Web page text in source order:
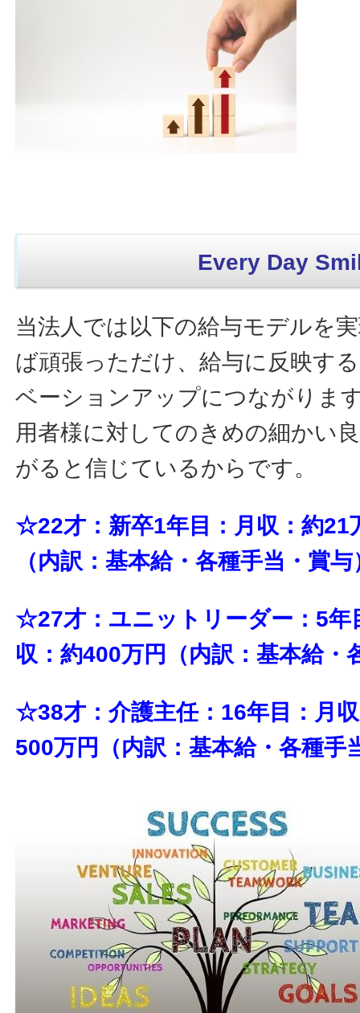
Every Day
当法人では以下の給与モデルを
ば頑張っただけ、給与に反映す
ベーションアップにつながりま
用者様に対してのきめの細かい
がると信じているからです。
☆22才：新卒1年目：月収：約21
（内訳：基本給・各種手当・賞与
☆27才：ユニットリーダー：5年
収：約400万円（内訳：基本給・
☆38才：介護主任：16年目：月
500万円（内訳：基本給・各種手